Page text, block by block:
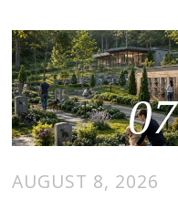
07
AUGUST 8, 2026